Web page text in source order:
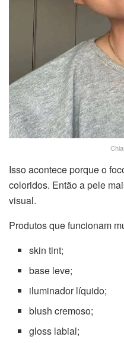
Isso acontece porque o
coloridos. Então a pele
visual.
Produtos que funcionam
skin tint;
base leve;
iluminador líquido;
blush cremoso;
gloss labial;